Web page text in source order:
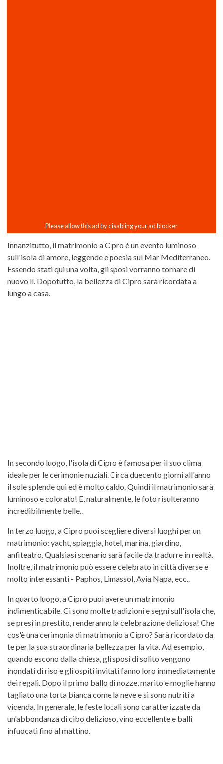
Innanzitutto, il matrimonio a Cipro è un evento luminoso
sull'isola di amore, leggende e poesia sul Mar Mediterraneo.
Essendo stati qui una volta, gli sposi vorranno tornare di
nuovo lì. Dopotutto, la bellezza di Cipro sarà ricordata a
lungo a casa.
In secondo luogo, l'isola di Cipro è famosa per il suo clima
ideale per le cerimonie nuziali. Circa duecento giorni all'anno
il sole splende qui ed è molto caldo. Quindi il matrimonio sarà
luminoso e colorato! E, naturalmente, le foto risulteranno
incredibilmente belle..
In terzo luogo, a Cipro puoi scegliere diversi luoghi per un
matrimonio: yacht, spiaggia, hotel, marina, giardino,
anfiteatro. Qualsiasi scenario sarà facile da tradurre in realtà.
Inoltre, il matrimonio può essere celebrato in città diverse e
molto interessanti - Paphos, Limassol, Ayia Napa, ecc..
In quarto luogo, a Cipro puoi avere un matrimonio
indimenticabile. Ci sono molte tradizioni e segni sull'isola che,
se presi in prestito, renderanno la celebrazione deliziosa! Che
cos'è una cerimonia di matrimonio a Cipro? Sarà ricordato da
te per la sua straordinaria bellezza per la vita. Ad esempio,
quando escono dalla chiesa, gli sposi di solito vengono
inondati di riso e gli ospiti invitati fanno loro immediatamente
dei regali. Dopo il primo ballo di nozze, marito e moglie hanno
tagliato una torta bianca come la neve e si sono nutriti a
vicenda. In generale, le feste locali sono caratterizzate da
un'abbondanza di cibo delizioso, vino eccellente e balli
infuocati fino al mattino.